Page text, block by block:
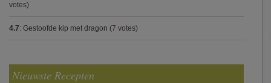
votes)
4.7: Gestoofde kip met dragon (7 votes)
Nieuwste Recepten